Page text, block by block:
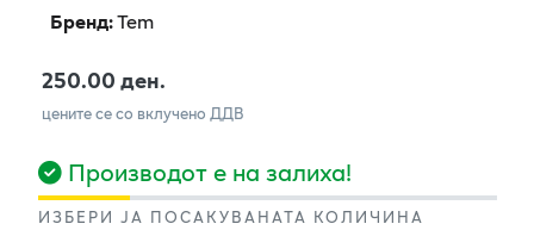
Бренд:Tem
250.00 ден.
цените се со вклучено ДДВ
Производот е на залиха!
ИЗБЕРИ ЈА ПОСАКУВАНАТА КОЛИЧИНА